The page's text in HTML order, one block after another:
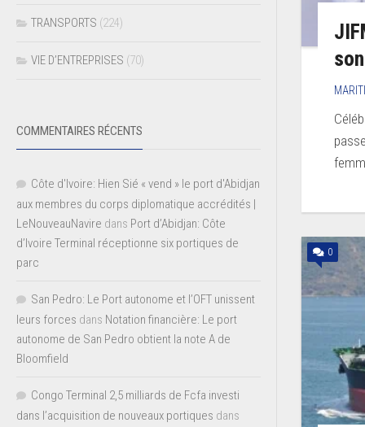
0
TRANSPORTS (224)
VIE D’ENTREPRISES (70)
COMMENTAIRES RÉCENTS
Côte d'Ivoire: Hien Sié « vend » le port d'Abidjan
aux membres du corps diplomatique accrédités |
LeNouveauNavire dans Port d’Abidjan: Côte
d’Ivoire Terminal réceptionne six portiques de
parc
San Pedro: Le Port autonome et l’OFT unissent
leurs forces dans Notation financière: Le port
autonome de San Pedro obtient la note A de
Bloomfield
Congo Terminal 2,5 milliards de Fcfa investi
dans l’acquisition de nouveaux portiques dans